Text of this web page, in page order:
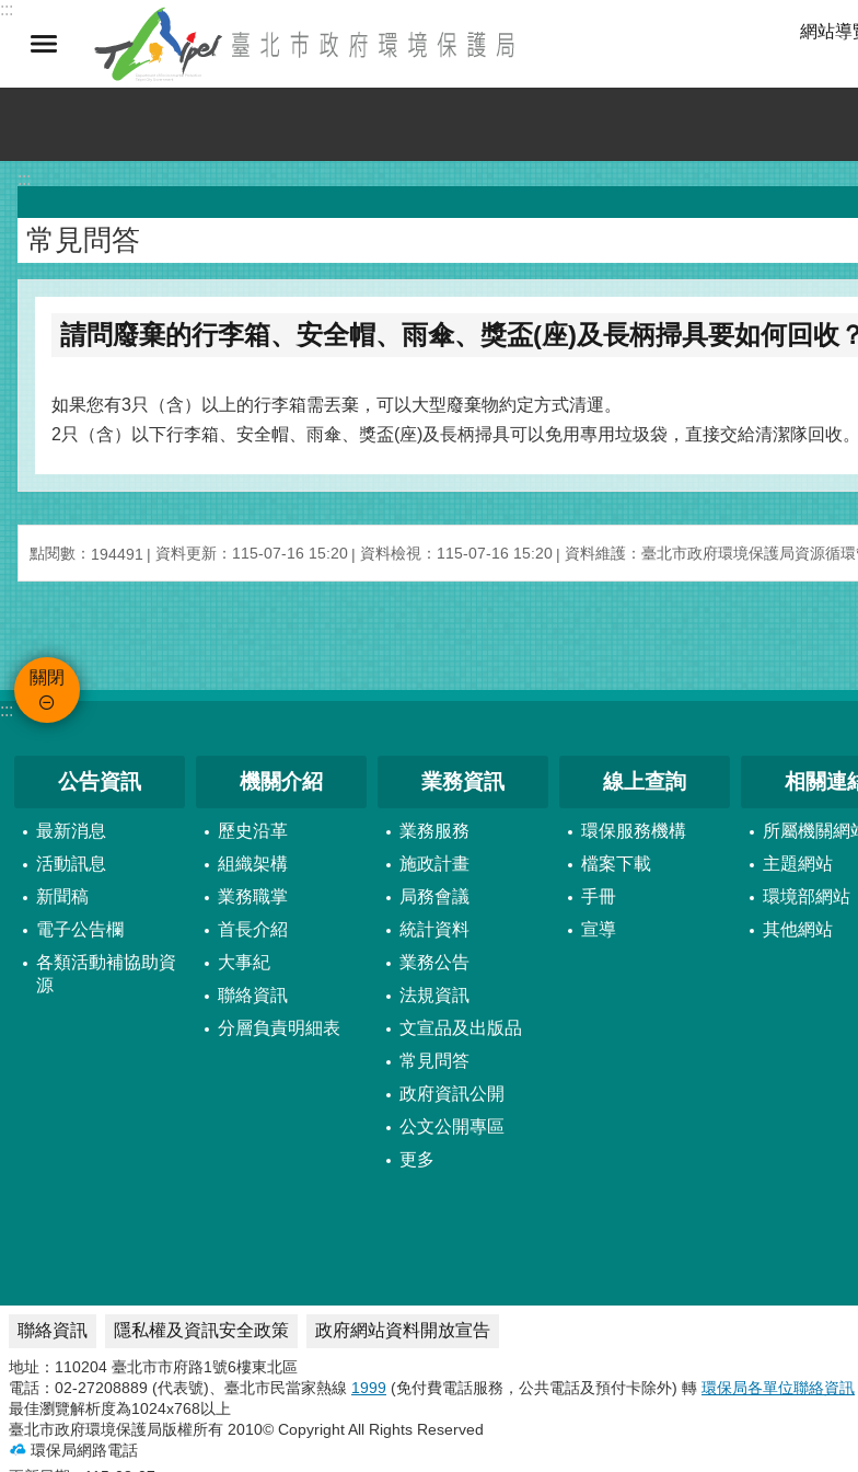
跳到主要內容區塊
:::
網站導
:::
常見問答
請問廢棄的行李箱、安全帽、雨傘、獎盃(座)及長柄掃具要如何回收
如果您有3只（含）以上的行李箱需丟棄，可以大型廢棄物約定方式清運。
2只（含）以下行李箱、安全帽、雨傘、獎盃(座)及長柄掃具可以免用專用垃圾袋，直接交給清潔隊回收。
點閱數： 194491 資料更新：115-07-16 15:20 資料檢視：115-07-16 15:20 資料維護：臺北市政府環境保護局資源循
關閉
:::
公告資訊
最新消息
活動訊息
新聞稿
電子公告欄
各類活動補協助資
源
機關介紹
歷史沿革
組織架構
業務職掌
首長介紹
大事紀
聯絡資訊
分層負責明細表
業務資訊
業務服務
施政計畫
局務會議
統計資料
業務公告
法規資訊
文宣品及出版品
常見問答
政府資訊公開
公文公開專區
更多
線上查詢
環保服務機構
檔案下載
手冊
宣導
相關連
所屬機關網
主題網站
環境部網站
其他網站
聯絡資訊 隱私權及資訊安全政策 政府網站資料開放宣告
地址：110204 臺北市市府路1號6樓東北區
電話：02-27208889 (代表號)、臺北市民當家熱線 1999 (免付費電話服務，公共電話及預付卡除外) 轉 環保局各單位聯絡資訊
最佳瀏覽解析度為1024x768以上
臺北市政府環境保護局版權所有 2010© Copyright All Rights Reserved
環保局網路電話